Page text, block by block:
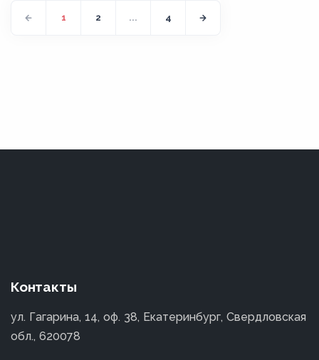
1 2 ... 4
Контакты
ул. Гагарина, 14, оф. 38, Екатеринбург, Свердловская
обл., 620078